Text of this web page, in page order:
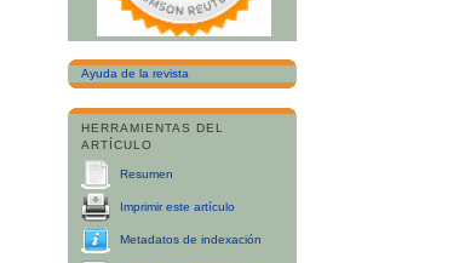
Ayuda de la revista
HERRAMIENTAS DEL
ARTÍCULO
Resumen
Imprimir este artículo
Metadatos de indexación